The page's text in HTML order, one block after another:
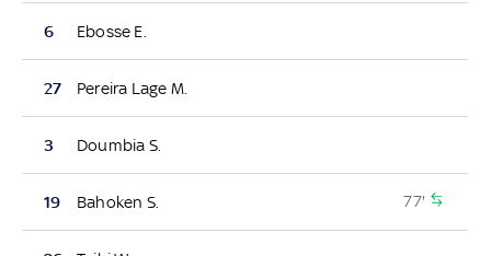
6 Ebosse E.
27 Pereira Lage M.
3 Doumbia S.
19 Bahoken S. 77'